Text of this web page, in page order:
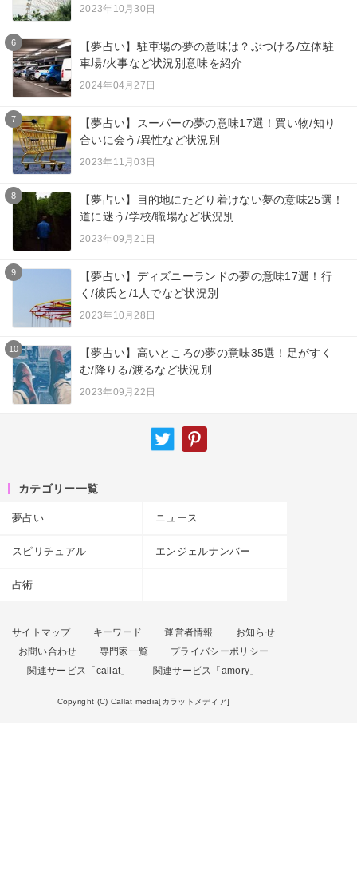
2023年10月30日
6
【夢占い】駐車場の夢の意味は？ぶつける/立体駐
車場/火事など状況別意味を紹介
2024年04月27日
7
【夢占い】スーパーの夢の意味17選！買い物/知り
合いに会う/異性など状況別
2023年11月03日
8
【夢占い】目的地にたどり着けない夢の意味25選！
道に迷う/学校/職場など状況別
2023年09月21日
9
【夢占い】ディズニーランドの夢の意味17選！行
く/彼氏と/1人でなど状況別
2023年10月28日
10
【夢占い】高いところの夢の意味35選！足がすく
む/降りる/渡るなど状況別
2023年09月22日
カテゴリー一覧
夢占い ニュース
スピリチュアル エンジェルナンバー
占術
サイトマップ キーワード 運営者情報
お知らせ
お問い合わせ
専門家一覧
プライバシーポリシー
関連サービス「callat」
関連サービス「amory」
Copyright (C) Callat media[カラットメディア]